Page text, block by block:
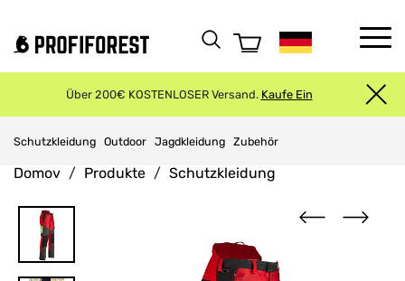
Über 200€ KOSTENLOSER Versand. Kaufe Ein
Schutzkleidung Outdoor Jagdkleidung Zubehör
Domov Produkte Schutzkleidung